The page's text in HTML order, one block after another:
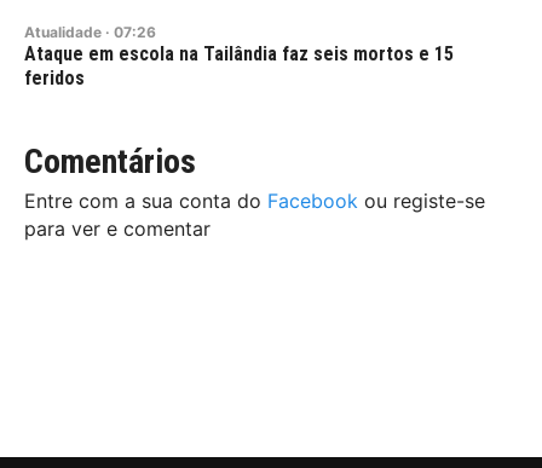
Atualidade · 07:26
Ataque em escola na Tailândia faz seis mortos e 15
feridos
Comentários
Entre com a sua conta do Facebook ou registe-se
para ver e comentar